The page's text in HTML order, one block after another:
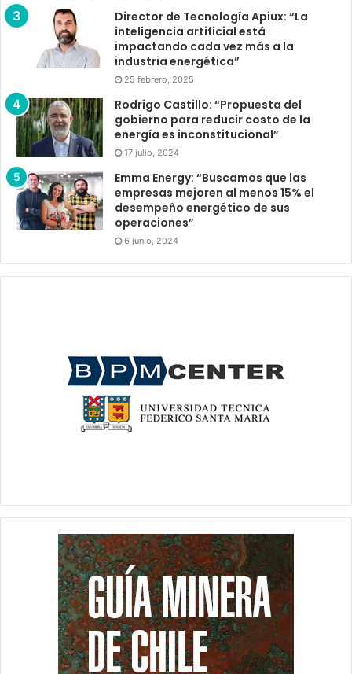
Director de Tecnología Apiux: “La
inteligencia artificial está
impactando cada vez más a la
industria energética”
25 febrero, 2025
Rodrigo Castillo: “Propuesta del
gobierno para reducir costo de la
energía es inconstitucional”
17 julio, 2024
Emma Energy: “Buscamos que las
empresas mejoren al menos 15% el
desempeño energético de sus
operaciones”
6 junio, 2024